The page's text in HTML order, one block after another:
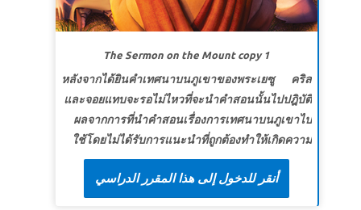
อิสยาห์ 30:15b (อมตะธรรมร่วมสมัย)
บทเรียนที่ 2 ในพระเจ้าเพียงผู้เดียว
ฉันจะวางใจในพระเจ้าเท่านั้น
สุดยอดพระวจนะ: แต่เขาทั้งหลายผู้รอคอยพระยาเวห์
จะได้รับกำลังใหม่ เขาจะบินขึ้นด้วยปีกเหมือนนก
อินทรี เขาจะวิ่งและไม่อ่อนเปลี้ย เขาจะเดินและไม่
เหน็ดเหนื่อย อิสยาห์ 40:31 (อมตะธรรมร่วมสมัย)
The Sermon on the Mount copy 1
หลังจากได้ยินคำเทศนาบนภูเขาของพระเยซู คริส
และจอยแทบจะรอไม่ไหวที่จะนำคำสอนนั้นไปปฎิบัติ
ผลจากการที่นำคำสอนเรื่องการเทศนาบนภูเขาไป
ใช้โดยไม่ได้รับการแนะนำที่ถูกต้องทำให้เกิดความ
โกลาหล ซุเปอร์บุ๊คส์ปรากฏตัวขึ้นเพื่อพาพวกเขา
กลับไปฟังคำเทศนาอีกครั้ง - และเดินเคียงข้างเหล่า
สาวกในขณะที่พวกเขาพยายามเข้าใจและดำเนิน
أنقر للدخول إلى هذا المقرر الدراسي